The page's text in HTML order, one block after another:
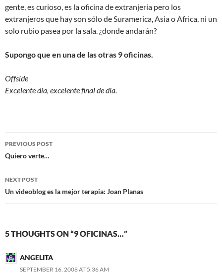
gente, es curioso, es la oficina de extranjería pero los
extranjeros que hay son sólo de Suramerica, Asia o Africa, ni un
solo rubio pasea por la sala. ¿donde andarán?
Supongo que en una de las otras 9 oficinas.
Offside
Excelente día, excelente final de día.
Post
navigation
PREVIOUS POST
Quiero verte…
NEXT POST
Un videoblog es la mejor terapia: Joan Planas
5 THOUGHTS ON “9 OFICINAS…”
ANGELITA
SEPTEMBER 16, 2008 AT 5:36 AM